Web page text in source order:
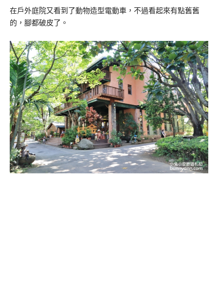
在戶外庭院又看到了動物造型電動車，不過看起來有點舊舊
的，腳都破皮了。